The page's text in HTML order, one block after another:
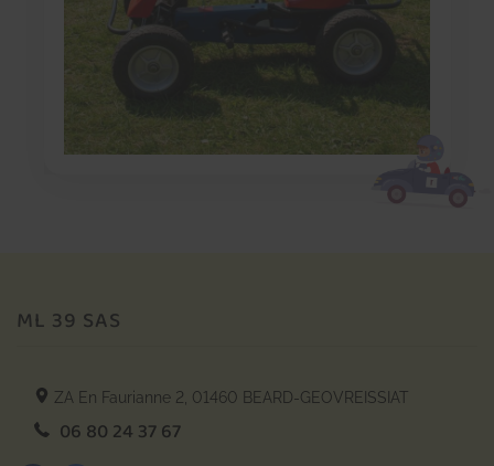
ML 39 SAS
ZA En Faurianne 2, 01460 BEARD-GEOVREISSIAT
06 80 24 37 67